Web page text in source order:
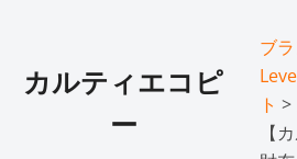
カルティエコピ
ー
ブ
ト >
【